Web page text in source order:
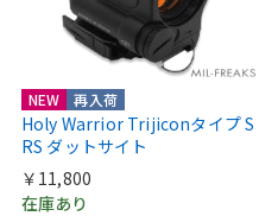
NEW 再入荷
Holy Warrior Trijiconタイプ S
RS ダットサイト
￥11,800
在庫あり